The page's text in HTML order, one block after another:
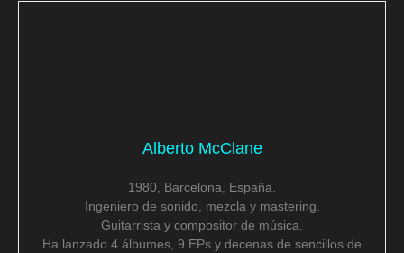
Alberto McClane
1980, Barcelona, España.
Ingeniero de sonido, mezcla y mastering.
Guitarrista y compositor de música.
Ha lanzado 4 álbumes, 9 EPs y decenas de sencillos de